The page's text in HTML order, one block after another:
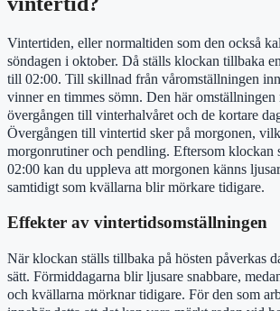
Vintertiden, eller normaltiden som den också
söndagen i oktober. Då ställs klockan tillbaka
till 02:00. Till skillnad från våromställningen
vinner en timmes sömn. Den här omställningen
övergången till vinterhalvåret och de kortare
Övergången till vintertid sker på morgonen,
morgonrutiner och pendling. Eftersom klockan
02:00 kan du uppleva att morgonen känns
samtidigt som kvällarna blir mörkare tidigare.
Effekter av vintertidsomställningen
När klockan ställs tillbaka på hösten påverkas
sätt. Förmiddagarna blir ljusare snabbare,
och kvällarna mörknar tidigare. För den som